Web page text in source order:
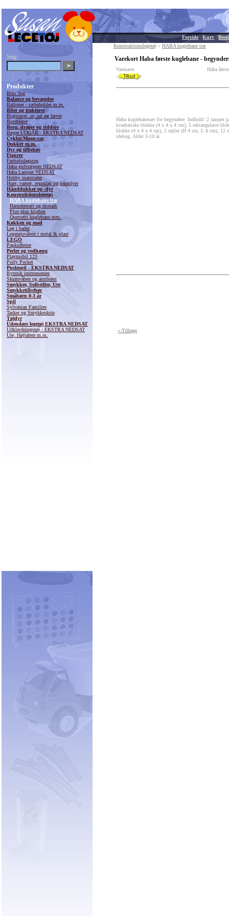
Forside|Kurv |
Søg:
Produkter
Brio Tog
Balance og bevægelse
Balloner - sæbebobler m.m.
Biler og traktorer
Bogstaver, ur, tal og farver
Bordteater
Borg, drager og riddere
Bøger UDGÅR - EKSTRA NEDSAT
Cykler/Moon-car
Dukker m.m.
Dyr og tilbehør
Figurer
Fødselsdagstog
Haba gulvtæpper NEDSAT
Haba Lamper NEDSAT
Hobby materialer
Huer, vanter, regnslag og paraplyer
Hånddukker og -dyr
Konstruktionslegetøj
HABA kuglebane træ
Hammersæt og mosaik
Plus plus klodser
Quercetti kuglebane mm.
Køkken og mad
Leg i badet
Legetøjsvåben i metal & plast
LEGO
Papkufferter
Perler og vedhæng
Playmobil 123
Polly Pocket
Puslespil - EKSTRA NEDSAT
Rytmik instrumenter
Skumvåben og armbrøst
Smykker, Solbriller, Ure
Smykketilbehør
Småbørn 0-3 år
Spil
Sylvanian Families
Tasker og Smykkeskrin
Tøjdyr
Udendørs legetøj EKSTRA NEDSAT
Udklædningstøj - EKSTRA NEDSAT
Ure, Højtalere m.m.
Konstruktionslegetøj » HABA kuglebane træ
Varekort Haba første kuglebane -
Varenavn Haba
Haba kuglebanesæt for begyndere. Indhold: 2 ramper
kvadratiske blokke (4 x 4 x 4 cm), 5 rektangulære
blokke (4 x 4 x 4 cm), 2 søjler (Ø 4 cm, L 8 cm), 12
idebog. Alder 3-10 år.
«-Tilbage